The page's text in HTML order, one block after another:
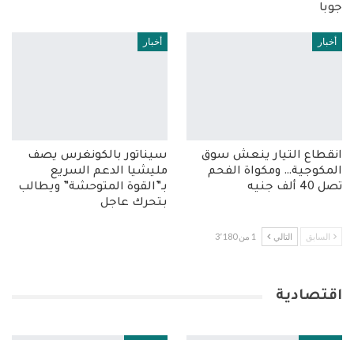
جوبا
أخبار
انقطاع التيار ينعش سوق
المكوجية… ومكواة الفحم
تصل 40 ألف جنيه
أخبار
سيناتور بالكونغرس يصف
مليشيا الدعم السريع
بـ”القوة المتوحشة” ويطالب
بتحرك عاجل
السابق التالي 1 من 3٬180
اقتصادية